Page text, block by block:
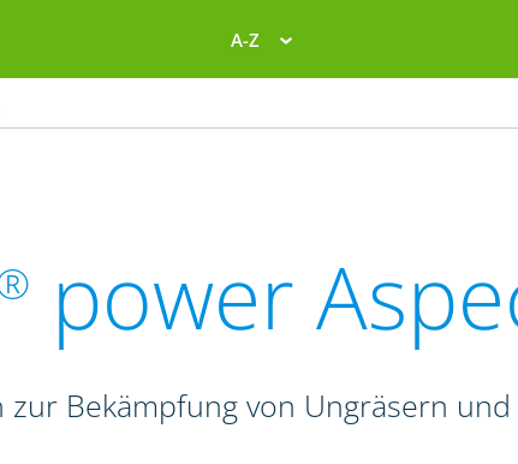
A-Z
power
Bekämpfung von Ungräsern